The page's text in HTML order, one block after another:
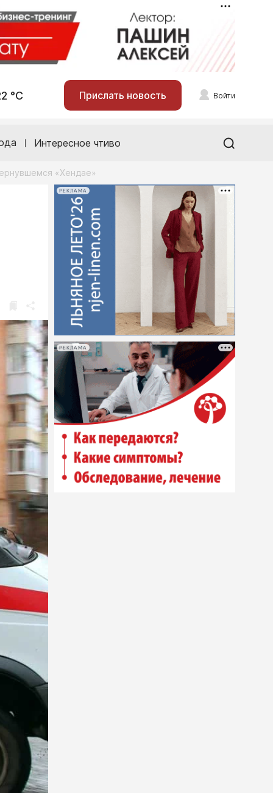
°С Прислать новость Войти
Интересное чтиво
«Хендае»
РЕКЛАМА
РЕКЛАМА